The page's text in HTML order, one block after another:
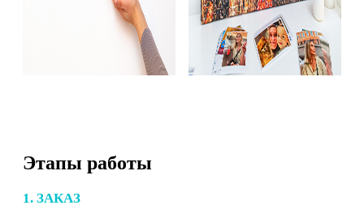
Этапы работы
1. ЗАКАЗ